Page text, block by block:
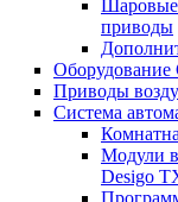
приводы
Оборудование
Приводы
Система
Модули
Desigo